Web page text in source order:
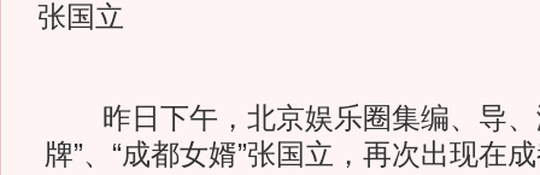
张国立
昨日下午，北京娱乐圈集编、导、
牌”、“成都女婿”张国立，再次出现在